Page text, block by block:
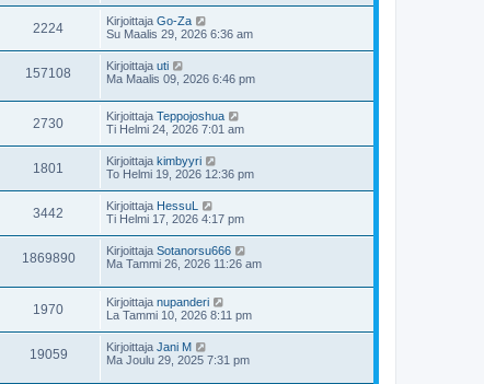
2224 Kirjoittaja Go-Za
Su Maalis 29, 2026 6:36 am
157108 Kirjoittaja uti
Ma Maalis 09, 2026 6:46 pm
2730 Kirjoittaja Teppojoshua
Ti Helmi 24, 2026 7:01 am
1801 Kirjoittaja kimbyyri
To Helmi 19, 2026 12:36 pm
3442 Kirjoittaja HessuL
Ti Helmi 17, 2026 4:17 pm
1869890 Kirjoittaja Sotanorsu666
Ma Tammi 26, 2026 11:26 am
1970 Kirjoittaja nupanderi
La Tammi 10, 2026 8:11 pm
19059 Kirjoittaja Jani M
Ma Joulu 29, 2025 7:31 pm